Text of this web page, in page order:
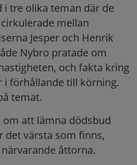
i tre olika teman där de
mellan
Jesper och Henrik
Nybro pratade om
och fakta kring
i förhållande till körning.
temat.
om att lämna dödsbud
det värsta som finns,
åttorna.